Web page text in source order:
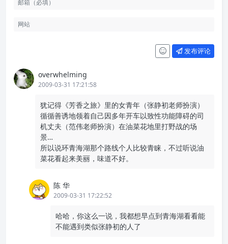
发布评论
overwhelming
2009-03-31 17:21:58
犹记得《芳香之旅》里的女青年（张静初老师扮演）
循循善诱地领着自己因多年开车以致性功能障碍的司
机丈夫（范伟老师扮演）在油菜花地里打野战的场
景…
所以说环青海湖那个路线个人比较青睐，不过听说油
菜花看起来美丽，味道不好。
陈 华
2009-03-31 17:22:52
哈哈，你这么一说，我都想早点到青海湖看看能
不能遇到类似张静初的人了